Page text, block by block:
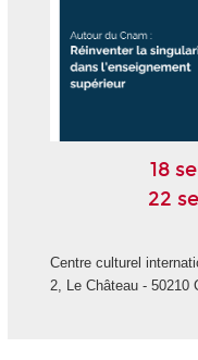
18
22
Centre culturel
2, Le Château - 50210